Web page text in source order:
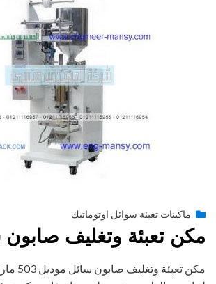
byengmansyPostedأغسطس 27, 2020
ماكينات تعبئة سوائل اوتوماتيك
مكن تعبئة وتغليف
مكن